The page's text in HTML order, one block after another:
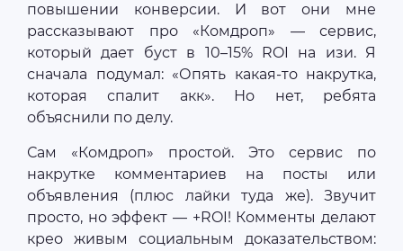
повышении конверсии. И вот они мне
рассказывают про «Комдроп» — сервис,
который дает буст в 10–15% ROI на изи. Я
сначала подумал: «Опять какая-то накрутка,
которая спалит акк». Но нет, ребята
объяснили по делу.
Сам «Комдроп» простой. Это сервис по
накрутке комментариев на посты или
объявления (плюс лайки туда же). Звучит
просто, но эффект — +ROI! Комменты делают
крео живым социальным доказательством: